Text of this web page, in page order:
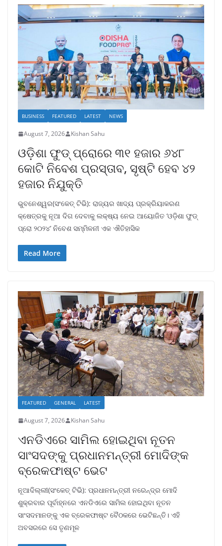
BUSINESS FEATURED LATEST NEWS
August 7, 2026 Kishan Sahu
ଓଡ଼ିଶା ଫୁଡ୍ ପ୍ରୋରେ ୩୧ ହଜାର ୬୪୮
କୋଟି ନିବେଶ ପ୍ରସ୍ତାବ, ସୃଷ୍ଟି ହେବ ୪୨
ହଜାର ନିଯୁକ୍ତି
ଭୁବନେଶ୍ୱର(ସଂକେତ୍ ଟିଭି): ରାଜ୍ୟର ଖାଦ୍ୟ ପ୍ରକ୍ରିୟାକରଣ
କ୍ଷେତ୍ରକୁ ନୂଆ ଦିଗ ଦେବାକୁ ଲକ୍ଷ୍ୟ ନେଇ ଆୟୋଜିତ ‘ଓଡ଼ିଶା ଫୁଡ୍
ପ୍ରୋ ୨୦୨୪’ ନିବେଶ ସମ୍ମିଳନୀ ଏକ ଐତିହାସିକ
Read More
FEATURED GENERAL LATEST
August 7, 2026 Kishan Sahu
ଏନଡିଏରେ ସାମିଲ ହୋଇଥିବା ନୂତନ
ସାଂସଦଙ୍କୁ ପ୍ରଧାନମନ୍ତ୍ରୀ ମୋଦିଙ୍କ
ବ୍ରେକଫାଷ୍ଟ ଭେଟ
ନୂଆଦିଲ୍ଲୀ(ସଂକେତ୍ ଟିଭି): ପ୍ରଧାନମନ୍ତ୍ରୀ ନରେନ୍ଦ୍ର ମୋଦି
ଶୁକ୍ରବାର ପୂର୍ବାହ୍ନରେ ଏନଡିଏରେ ସାମିଲ ହୋଇଥିବା ନୂତନ
ସାଂସଦମାନଙ୍କୁ ଏକ ବ୍ରେକଫାଷ୍ଟ ବୈଠକରେ ଭେଟିଛନ୍ତି। ଏହି
ଅବସରରେ ସେ ତୃଣମୂଳ